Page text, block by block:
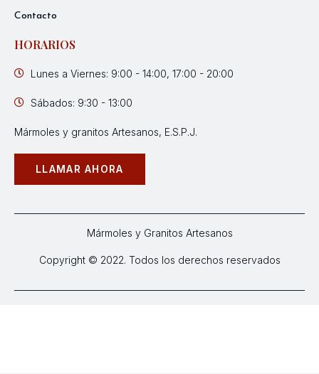
Contacto
HORARIOS
Lunes a Viernes: 9:00 - 14:00, 17:00 - 20:00
Sábados: 9:30 - 13:00
Mármoles y granitos Artesanos, E.S.P.J.
LLAMAR AHORA
Mármoles y Granitos Artesanos
Copyright © 2022. Todos los derechos reservados